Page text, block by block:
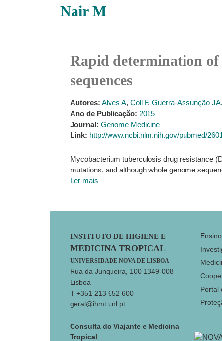
Nair M
Rapid determination of
sequences
Autores: Alves A, Coll F, Guerra-Assunção JA,
Ano de Publicação: 2015
Journal: Genome Medicine
Link: http://www.ncbi.nlm.nih.gov/pubmed/
Mycobacterium tuberculosis drug resistance
mutations, and although whole genome
Ler mais
Footer
INSTITUTO DE HIGIENE E
MEDICINA TROPICAL
UNIVERSIDADE NOVA DE LISBOA
Rua da Junqueira, 100 1349-008
Lisboa
T +351 213 652 600
geral@ihmt.unl.pt
Consulta do Viajante e Medicina
Tropical
Ensino
Portal